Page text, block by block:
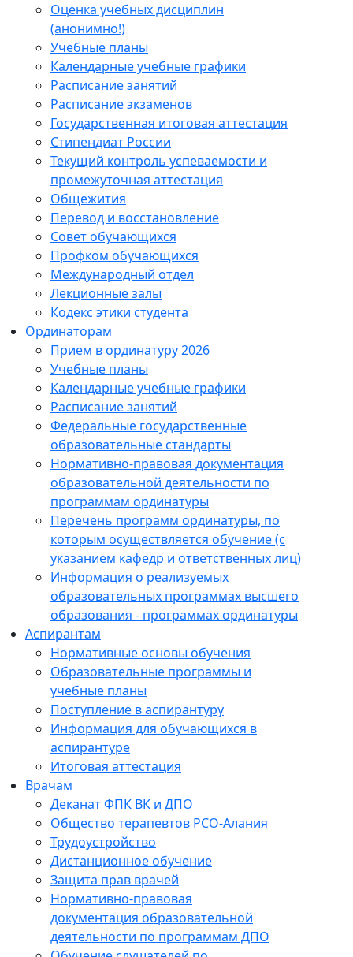
Оценка учебных дисциплин
(анонимно!)
Учебные планы
Календарные учебные графики
Расписание занятий
Расписание экзаменов
Государственная итоговая аттестация
Стипендиат России
Текущий контроль успеваемости и
промежуточная аттестация
Общежития
Перевод и восстановление
Совет обучающихся
Профком обучающихся
Международный отдел
Лекционные залы
Кодекс этики студента
Ординаторам
Прием в ординатуру 2026
Учебные планы
Календарные учебные графики
Расписание занятий
Федеральные государственные
образовательные стандарты
Нормативно-правовая документация
образовательной деятельности по
программам ординатуры
Перечень программ ординатуры, по
которым осуществляется обучение (с
указанием кафедр и ответственных лиц)
Информация о реализуемых
образовательных программах высшего
образования - программах ординатуры
Аспирантам
Нормативные основы обучения
Образовательные программы и
учебные планы
Поступление в аспирантуру
Информация для обучающихся в
аспирантуре
Итоговая аттестация
Врачам
Деканат ФПК ВК и ДПО
Общество терапевтов РСО-Алания
Трудоустройство
Дистанционное обучение
Защита прав врачей
Нормативно-правовая
документация образовательной
деятельности по программам ДПО